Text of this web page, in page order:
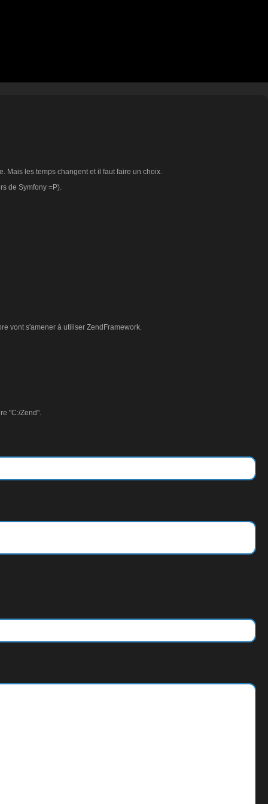
Mais les temps changent et il faut faire un choix.
de Symfony =P).
vont s'amener à utiliser ZendFramework.
"C:/Zend".